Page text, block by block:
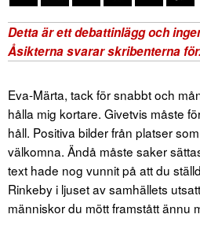
Eva-Märta, tack för snabbt och
hålla mig kortare. Givetvis måste
håll. Positiva bilder från platser
välkomna. Ändå måste saker
text hade nog vunnit på att du
Rinkeby i ljuset av samhällets
människor du mött framstått ännu